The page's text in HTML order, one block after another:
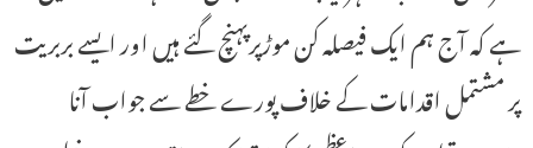
ہے کہ آج ہم ایک فیصلہ کن موڑپرپہنچ گئے ہیں اور ایسے بربریت
پر مشتمل اقدامات کے خلاف پورے خطے سے جواب آنا